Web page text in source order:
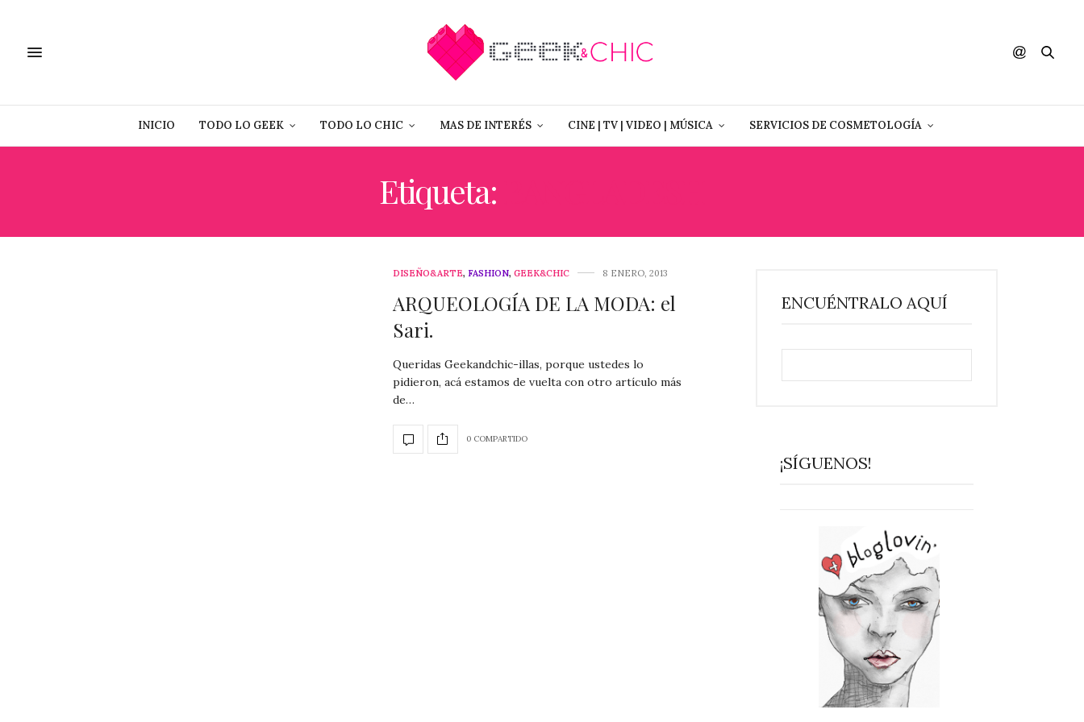
INICIO TODO LO GEEK TODO LO CHIC MAS DE INTERÉS CINE | TV | VIDEO | MÚSICA SERVICIOS DE COSMETOLOGÍA
Etiqueta:
DISEÑO&ARTE, FASHION, GEEK&CHIC 8 ENERO, 2013
ARQUEOLOGÍA DE LA MODA: el
Sari.
Queridas Geekandchic-illas, porque ustedes lo
pidieron, acá estamos de vuelta con otro artículo más
de…
0 COMPARTIDO
ENCUÉNTRALO AQUÍ
¡SÍGUENOS!